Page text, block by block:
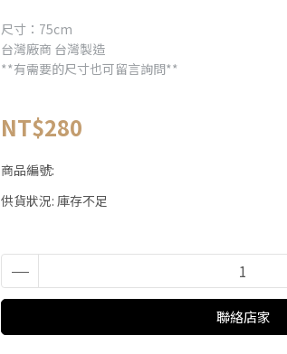
尺寸：75cm
台灣廠商 台灣製造
**有需要的尺寸也可留言詢問**
NT$280
商品編號:
供貨狀況: 庫存不足
聯絡店家